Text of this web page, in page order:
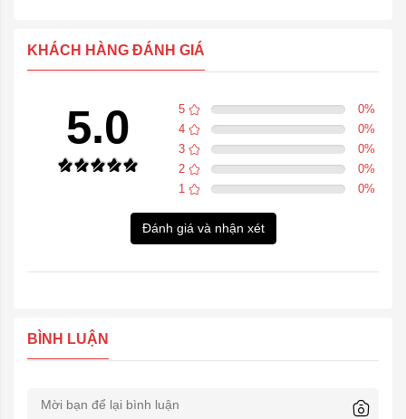
KHÁCH HÀNG ĐÁNH GIÁ
5.0 5 0%
4
0%
3
0%
2
0%
1
0%
Đánh giá và nhận xét
BÌNH LUẬN